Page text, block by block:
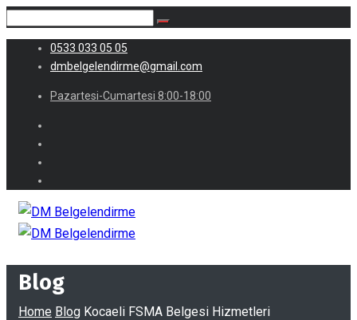
0533 033 05 05
dmbelgelendirme@gmail.com
Pazartesi-Cumartesi 8:00-18:00
Blog
Home Blog Kocaeli FSMA Belgesi Hizmetleri